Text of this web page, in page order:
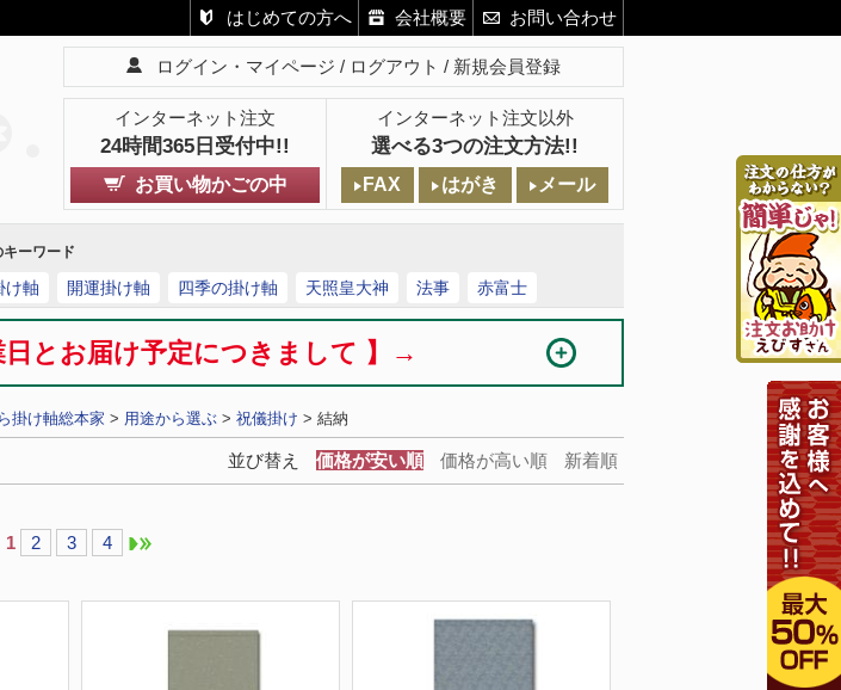
はじめての方へ 会社概要 お問い合わせ
ログイン・マイページ ログアウト 新規会員登録
インターネット注文
24時間365日受付中!!
インターネット注文以外
選べる3つの注文方法!!
お買い物かごの中 FAX はがき メール
ーワード
け軸 開運掛け軸 四季の掛け軸 天照皇大神 法事 赤富士
日とお届け予定につきまして 】→
掛け軸総本家 > 用途から選ぶ > 祝儀掛け > 結納
並び替え 価格が安い順 価格が高い順 新着順
1 2 3 4